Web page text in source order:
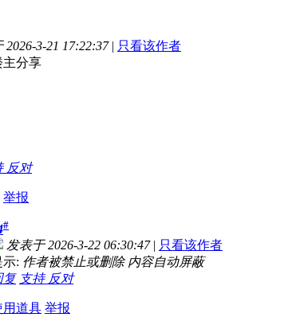
2026-3-21 17:22:37 | 只看该作者
主分享
反对
举报
#
发表于 2026-3-22 06:30:47 | 只看该作者
示: 作者被禁止或删除 内容自动屏蔽
复 支持 反对
用道具 举报